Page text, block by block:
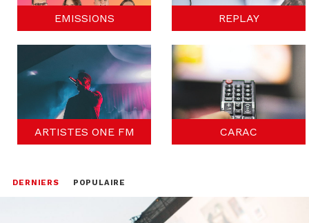
EMISSIONS REPLAY
ARTISTES ONE FM CARAC
DERNIERS POPULAIRE